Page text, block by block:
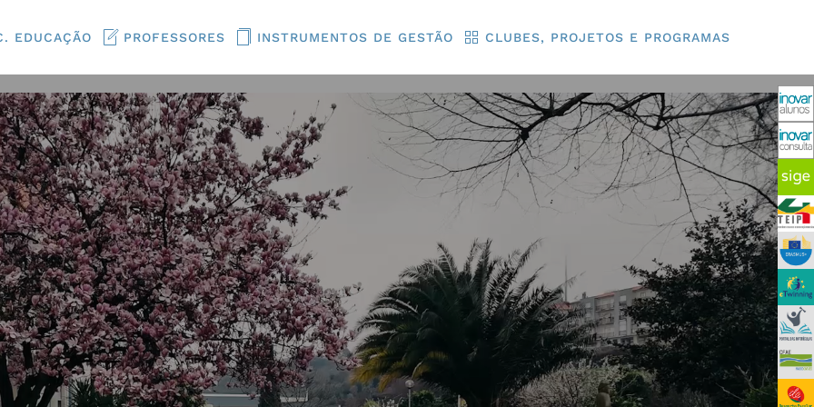
EDUCAÇÃO PROFESSORES INSTRUMENTOS DE GESTÃO CLUBES, PROJETOS E PROGRAMAS